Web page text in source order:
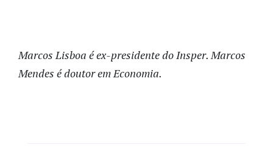
Marcos Lisboa é ex-presidente do Insper. Marcos
Mendes é doutor em Economia.